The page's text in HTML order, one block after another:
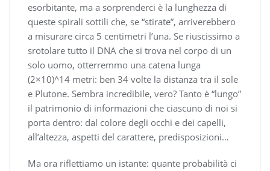
esorbitante, ma a sorprenderci è la lunghezza di
queste spirali sottili che, se “stirate”, arriverebbero
a misurare circa 5 centimetri l’una. Se riuscissimo a
srotolare tutto il DNA che si trova nel corpo di un
solo uomo, otterremmo una catena lunga
(2×10)^14 metri: ben 34 volte la distanza tra il sole
e Plutone. Sembra incredibile, vero? Tanto è “lungo”
il patrimonio di informazioni che ciascuno di noi si
porta dentro: dal colore degli occhi e dei capelli,
all’altezza, aspetti del carattere, predisposizioni…
Ma ora riflettiamo un istante: quante probabilità ci